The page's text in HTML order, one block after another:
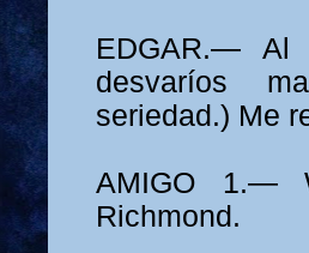
EDGAR.— Al
desvaríos
seriedad.) Me
AMIGO 1.—
Richmond.